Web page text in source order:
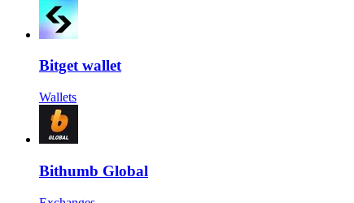
Bitget wallet
Wallets
Bithumb Global